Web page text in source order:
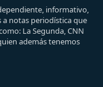
informativo,
a notas periodística que
La Segunda, CNN
además tenemos